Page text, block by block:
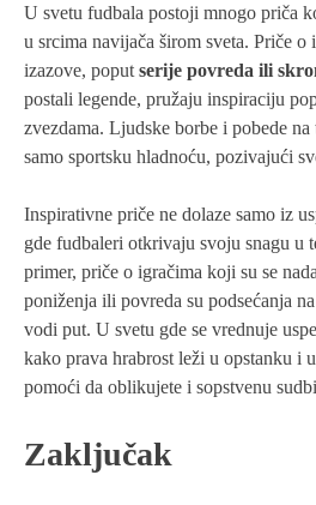
U svetu fudbala postoji mnogo priča
u srcima navijača širom sveta. Priče
izazove, poput serije povreda ili
postali legende, pružaju inspiraciju
zvezdama. Ljudske borbe i pobede na
samo sportsku hladnoću, pozivajući
Inspirativne priče ne dolaze samo iz
gde fudbaleri otkrivaju svoju snagu u
primer, priče o igračima koji su se
poniženja ili povreda su podsećanja
vodi put. U svetu gde se vrednuje
kako prava hrabrost leži u opstanku i
pomoći da oblikujete i sopstvenu
Zaključak